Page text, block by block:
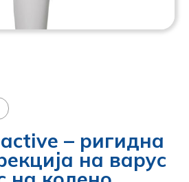
– ригидна
на варус